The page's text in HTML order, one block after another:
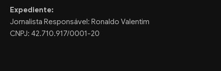
Expediente:
Jornalista Responsável: Ronaldo Valentim
CNPJ: 42.710.917/0001-20